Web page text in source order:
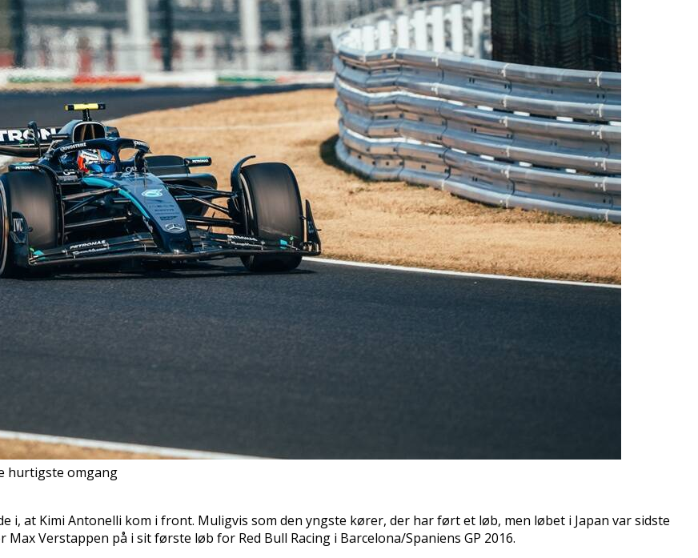
hurtigste omgang
i, at Kimi Antonelli kom i front. Muligvis som den yngste kører, der har ført et løb, men løbet i Japan var sidste
Verstappen på i sit første løb for Red Bull Racing i Barcelona/Spaniens GP 2016.